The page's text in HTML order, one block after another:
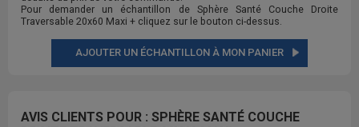
Pour demander un échantillon de Sphère Santé Couche Droite
Traversable 20x60 Maxi + cliquez sur le bouton ci-dessus.
AJOUTER UN ÉCHANTILLON À MON PANIER
AVIS CLIENTS POUR : SPHÈRE SANTÉ COUCHE